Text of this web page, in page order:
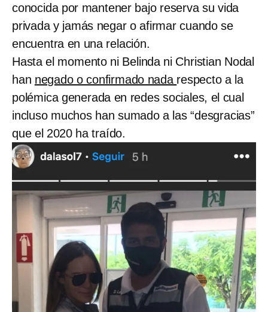
conocida por mantener bajo reserva su vida
privada y jamás negar o afirmar cuando se
encuentra en una relación.
Hasta el momento ni Belinda ni Christian Nodal
han negado o confirmado nada respecto a la
polémica generada en redes sociales, el cual
incluso muchos han sumado a las “desgracias”
que el 2020 ha traído.